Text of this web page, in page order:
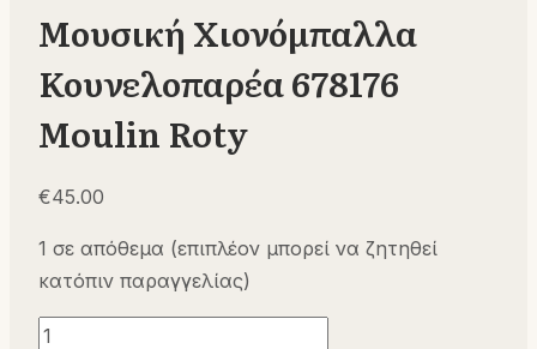
Μουσική Χιονόμπαλλα
Κουνελοπαρέα 678176
Moulin Roty
€45.00
1 σε απόθεμα (επιπλέον μπορεί να ζητηθεί
κατόπιν παραγγελίας)
Μουσική